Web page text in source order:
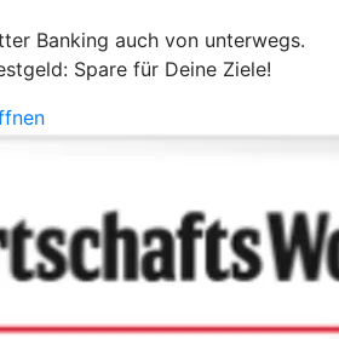
Banking auch von unterwegs.
Spare für Deine Ziele!